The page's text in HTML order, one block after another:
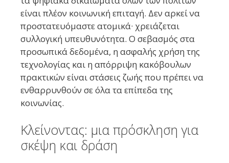
είναι πλέον κοινωνική επιταγή. Δεν αρκεί να
προστατευόμαστε ατομικά· χρειάζεται
συλλογική υπευθυνότητα. Ο σεβασμός στα
προσωπικά δεδομένα, η ασφαλής χρήση της
τεχνολογίας και η απόρριψη κακόβουλων
πρακτικών είναι στάσεις ζωής που πρέπει να
ενθαρρυνθούν σε όλα τα επίπεδα της
κοινωνίας.
Κλείνοντας: μια πρόσκληση για
σκέψη και δράση